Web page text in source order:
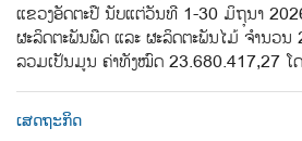
ແຂວງອັດຕະປື ນັບແຕ່ວັນທີ 1-30 ມິຖຸນາ
ຜະລິດຕະພັນພືດ ແລະ ຜະລິດຕະພັນໄມ້ ຈໍານວນ
ລວມເປັນມູນ ຄ່າທັງໝົດ 23.680.417,27 ໂດ
ເສດຖະກິດ